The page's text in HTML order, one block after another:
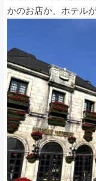
かのお店か、ホテル